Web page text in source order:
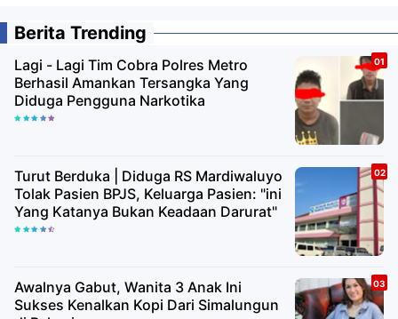
Berita Trending
Lagi - Lagi Tim Cobra Polres Metro
Berhasil Amankan Tersangka Yang
Diduga Pengguna Narkotika
Turut Berduka | Diduga RS Mardiwaluyo
Tolak Pasien BPJS, Keluarga Pasien: "ini
Yang Katanya Bukan Keadaan Darurat"
Awalnya Gabut, Wanita 3 Anak Ini
Sukses Kenalkan Kopi Dari Simalungun